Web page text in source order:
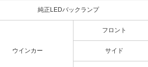
純正LEDバックランプ
ウインカー
フロント
サイド